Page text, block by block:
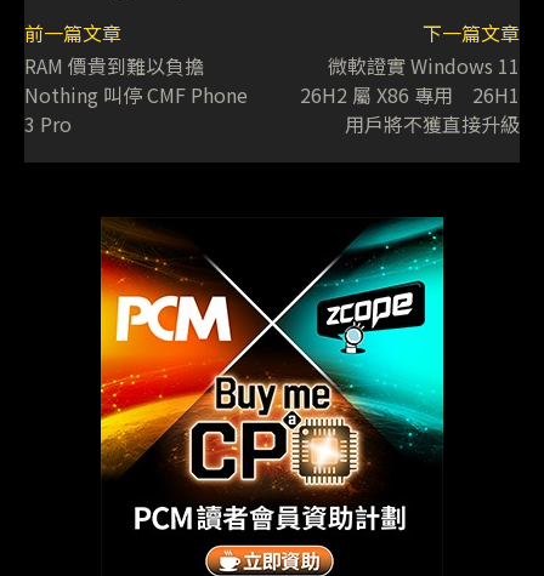
前一篇文章
RAM 價貴到難以負擔
Nothing 叫停 CMF Phone
3 Pro
下一篇文章
微軟證實 Windows 11
26H2 屬 X86 專用 26H1
用戶將不獲直接升級